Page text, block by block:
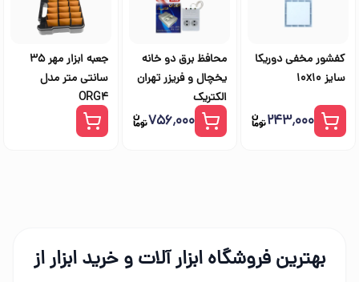
کفشور مخفی دوریکا
سایز 10x10
۲۴۳٬۰۰۰
محافظ برق دو خانه
یخچال و فریزر تهران
الکتریک
۷۵۶٬۰۰۰
جعبه ابزار مهر 35
سانتی متر مدل
ORG4
بهترین فروشگاه ابزار آلات و خرید ابزار از